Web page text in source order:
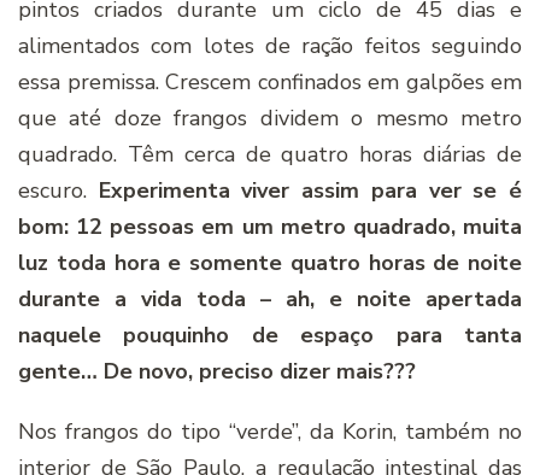
pintos criados durante um ciclo de 45 dias e
alimentados com lotes de ração feitos seguindo
essa premissa. Crescem confinados em galpões em
que até doze frangos dividem o mesmo metro
quadrado. Têm cerca de quatro horas diárias de
escuro. Experimenta viver assim para ver se é
bom: 12 pessoas em um metro quadrado, muita
luz toda hora e somente quatro horas de noite
durante a vida toda – ah, e noite apertada
naquele pouquinho de espaço para tanta
gente… De novo, preciso dizer mais???
Nos frangos do tipo “verde”, da Korin, também no
interior de São Paulo, a regulação intestinal das